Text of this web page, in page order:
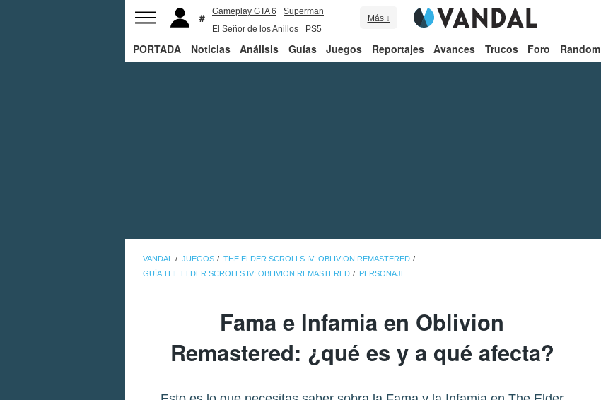
Gameplay GTA 6
Superman
El Señor de los Anillos
PS5
Más ↓
PORTADA Noticias Análisis Guías Juegos Reportajes Avances Trucos Foro Random
VANDAL JUEGOS
THE ELDER SCROLLS IV: OBLIVION REMASTERED
GUÍA THE ELDER SCROLLS IV: OBLIVION REMASTERED
PERSONAJE
Fama e Infamia en Oblivion
Remastered: ¿qué es y a qué afecta?